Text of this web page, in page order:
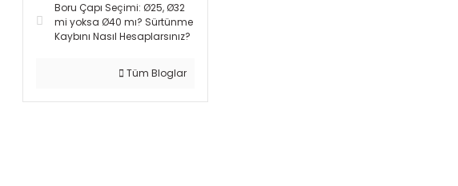
Boru Çapı Seçimi: Ø25, Ø32
mi yoksa Ø40 mı? Sürtünme
Kaybını Nasıl Hesaplarsınız?
Tüm Bloglar